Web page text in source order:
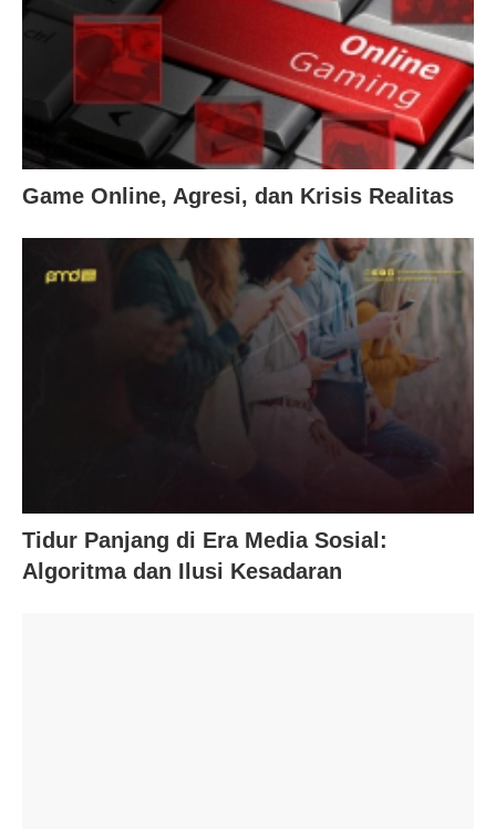
Game Online, Agresi, dan Krisis Realitas
Tidur Panjang di Era Media Sosial:
Algoritma dan Ilusi Kesadaran